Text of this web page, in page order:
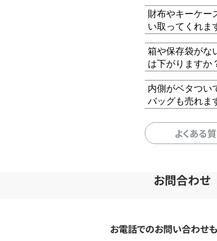
財布やキーケー
い取ってくれま
箱や保存袋がな
は下がりますか
内側がベタつい
バッグも売れま
よくある
お問合わせ
お電話でのお問い合わせ